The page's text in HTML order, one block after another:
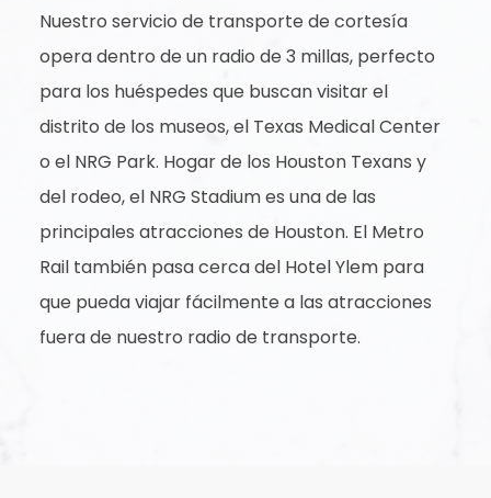
Nuestro servicio de transporte de cortesía
opera dentro de un radio de 3 millas, perfecto
para los huéspedes que buscan visitar el
distrito de los museos, el Texas Medical Center
o el NRG Park. Hogar de los Houston Texans y
del rodeo, el NRG Stadium es una de las
principales atracciones de Houston. El Metro
Rail también pasa cerca del Hotel Ylem para
que pueda viajar fácilmente a las atracciones
fuera de nuestro radio de transporte.